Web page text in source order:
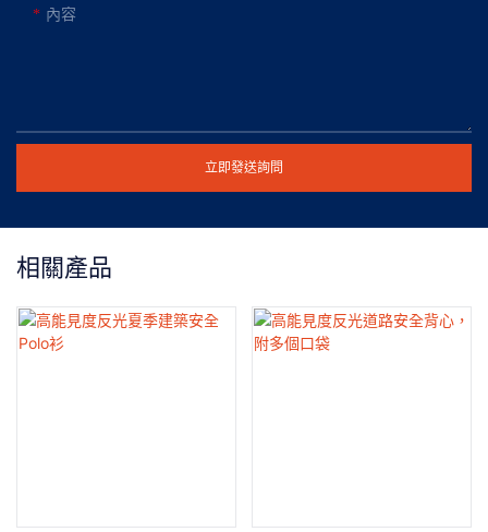
內容
立即發送詢問
相關產品